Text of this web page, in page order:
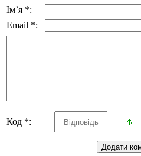
Ім`я *:
Email *:
Код *: